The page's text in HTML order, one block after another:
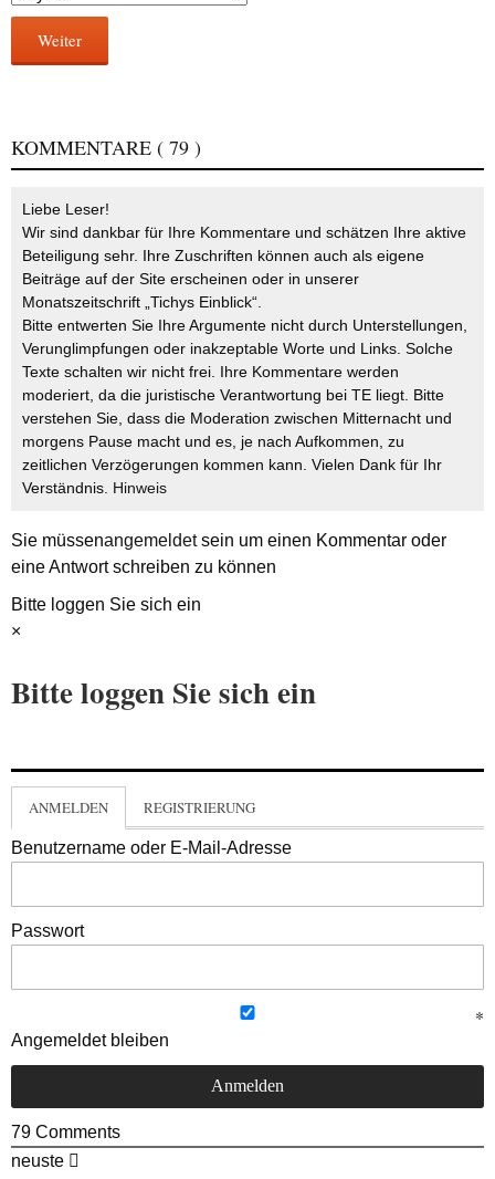
Weiter
KOMMENTARE ( 79 )
Liebe Leser!
Wir sind dankbar für Ihre Kommentare und schätzen Ihre aktive
Beteiligung sehr. Ihre Zuschriften können auch als eigene
Beiträge auf der Site erscheinen oder in unserer
Monatszeitschrift „Tichys Einblick“.
Bitte entwerten Sie Ihre Argumente nicht durch Unterstellungen,
Verunglimpfungen oder inakzeptable Worte und Links. Solche
Texte schalten wir nicht frei. Ihre Kommentare werden
moderiert, da die juristische Verantwortung bei TE liegt. Bitte
verstehen Sie, dass die Moderation zwischen Mitternacht und
morgens Pause macht und es, je nach Aufkommen, zu
zeitlichen Verzögerungen kommen kann. Vielen Dank für Ihr
Verständnis. Hinweis
Sie müssenangemeldetsein um einen Kommentar oder
eine Antwort schreiben zu können
Bitte loggen Sie sich ein
×
Bitte loggen Sie sich ein
ANMELDEN REGISTRIERUNG
Benutzername oder E-Mail-Adresse
Passwort
Angemeldet bleiben
79 Comments
neuste